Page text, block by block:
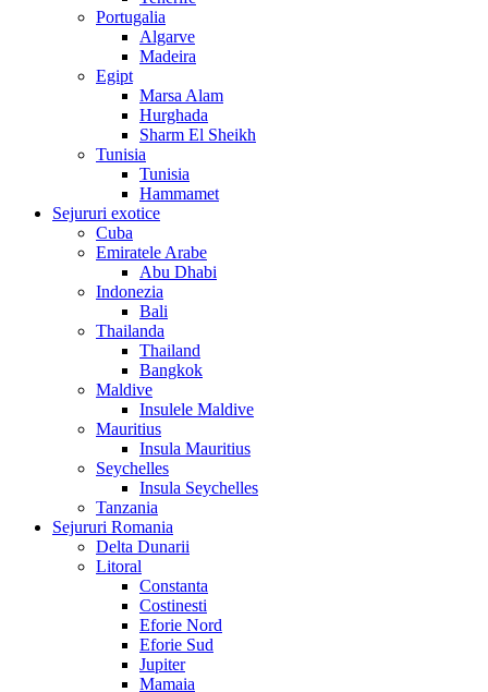
Portugalia
Algarve
Madeira
Egipt
Marsa Alam
Hurghada
Sharm El Sheikh
Tunisia
Tunisia
Hammamet
Sejururi exotice
Cuba
Emiratele Arabe
Abu Dhabi
Indonezia
Bali
Thailanda
Thailand
Bangkok
Maldive
Insulele Maldive
Mauritius
Insula Mauritius
Seychelles
Insula Seychelles
Tanzania
Sejururi Romania
Delta Dunarii
Litoral
Constanta
Costinesti
Eforie Nord
Eforie Sud
Jupiter
Mamaia